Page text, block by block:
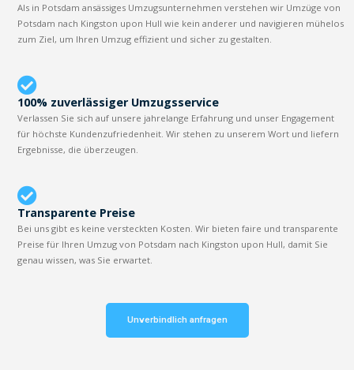
Als in Potsdam ansässiges Umzugsunternehmen verstehen wir Umzüge von
Potsdam nach Kingston upon Hull wie kein anderer und navigieren mühelos
zum Ziel, um Ihren Umzug effizient und sicher zu gestalten.
100% zuverlässiger Umzugsservice
Verlassen Sie sich auf unsere jahrelange Erfahrung und unser Engagement
für höchste Kundenzufriedenheit. Wir stehen zu unserem Wort und liefern
Ergebnisse, die überzeugen.
Transparente Preise
Bei uns gibt es keine versteckten Kosten. Wir bieten faire und transparente
Preise für Ihren Umzug von Potsdam nach Kingston upon Hull, damit Sie
genau wissen, was Sie erwartet.
Unverbindlich anfragen